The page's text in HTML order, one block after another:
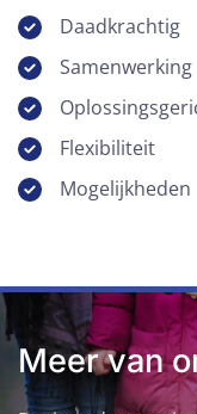
Daadkrachtig
Samenwerking
Flexibiliteit
Mogelijkheden
Meer van